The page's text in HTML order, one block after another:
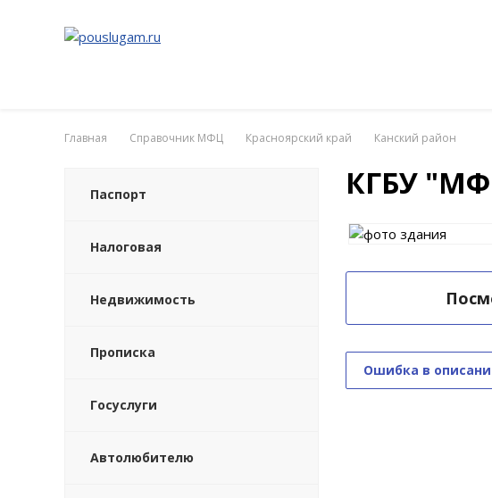
Главная Справочник МФЦ Красноярский край Канский район
КГБУ
Ошибка в
Паспорт
Налоговая
Недвижимость
Прописка
Госуслуги
Автолюбителю